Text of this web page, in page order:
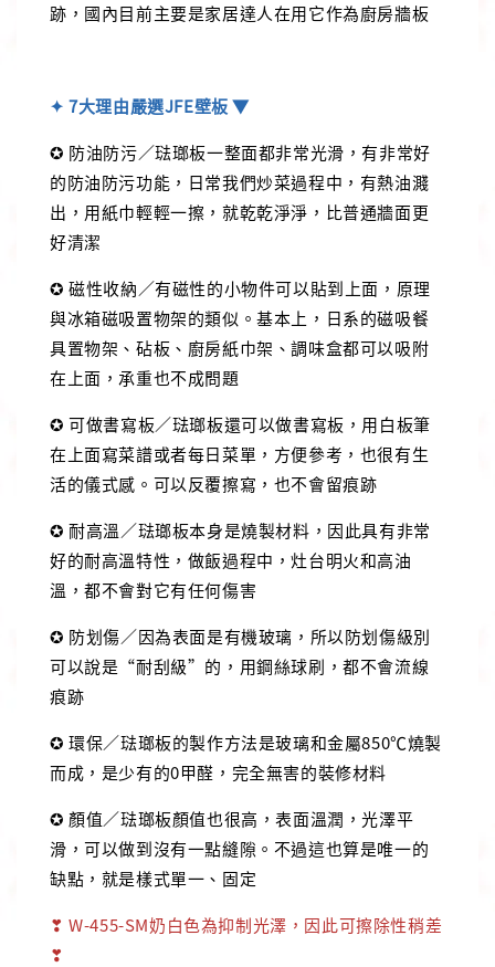
跡，國內目前主要是家居達人在用它作為廚房牆板
✦ 7大理由嚴選JFE壁板 ▼
✪ 防油防污／琺瑯板一整面都非常光滑，有非常好
的防油防污功能，日常我們炒菜過程中，有熱油濺
出，用紙巾輕輕一擦，就乾乾淨淨，比普通牆面更
好清潔
✪ 磁性收納／有磁性的小物件可以貼到上面，原理
與冰箱磁吸置物架的類似。基本上，日系的磁吸餐
具置物架、砧板、廚房紙巾架、調味盒都可以吸附
在上面，承重也不成問題
✪ 可做書寫板／琺瑯板還可以做書寫板，用白板筆
在上面寫菜譜或者每日菜單，方便參考，也很有生
活的儀式感。可以反覆擦寫，也不會留痕跡
✪ 耐高溫／琺瑯板本身是燒製材料，因此具有非常
好的耐高溫特性，做飯過程中，灶台明火和高油
溫，都不會對它有任何傷害
✪ 防划傷／因為表面是有機玻璃，所以防划傷級別
可以說是“耐刮級”的，用鋼絲球刷，都不會流線
痕跡
✪ 環保／琺瑯板的製作方法是玻璃和金屬850℃燒製
而成，是少有的0甲醛，完全無害的裝修材料
✪ 顏值／琺瑯板顏值也很高，表面溫潤，光澤平
滑，可以做到沒有一點縫隙。不過這也算是唯一的
缺點，就是樣式單一、固定
❣ W-455-SM奶白色為抑制光澤，因此可擦除性稍差
❣